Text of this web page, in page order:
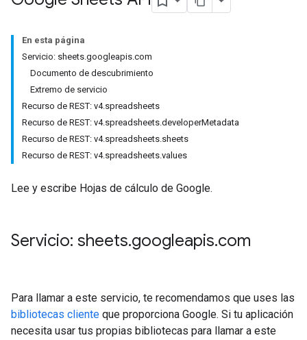
En esta página
Servicio: sheets.googleapis.com
Documento de descubrimiento
Extremo de servicio
Recurso de REST: v4.spreadsheets
Recurso de REST: v4.spreadsheets.developerMetadata
Recurso de REST: v4.spreadsheets.sheets
Recurso de REST: v4.spreadsheets.values
Lee y escribe Hojas de cálculo de Google.
Servicio: sheets.googleapis.com
Para llamar a este servicio, te recomendamos que uses las
bibliotecas cliente que proporciona Google. Si tu aplicación
necesita usar tus propias bibliotecas para llamar a este